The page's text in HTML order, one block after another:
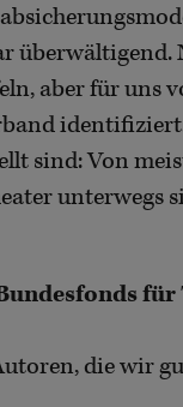
aber für uns
sind: Von
unterwegs
die wir